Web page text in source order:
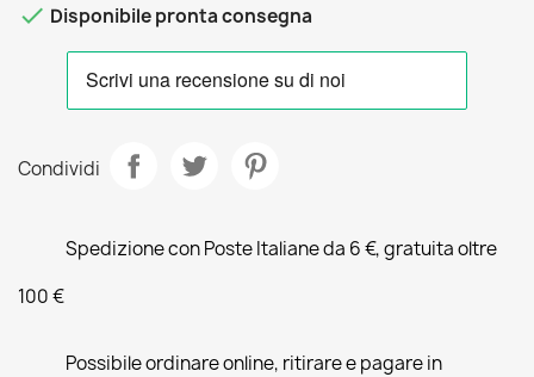
 Disponibile pronta consegna
Condividi
Spedizione con Poste Italiane da 6 €, gratuita oltre
100 €
Possibile ordinare online, ritirare e pagare in